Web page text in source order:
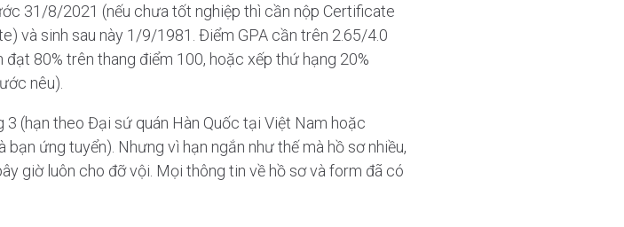
31/8/2021 (nếu chưa tốt nghiệp thì cần nộp Certificate
và sinh sau này 1/9/1981. Điểm GPA cần trên 2.65/4.0
80% trên thang điểm 100, hoặc xếp thứ hạng 20%
nêu).
(hạn theo Đại sứ quán Hàn Quốc tại Việt Nam hoặc
ứng tuyển). Nhưng vì hạn ngắn như thế mà hồ sơ nhiều,
giờ luôn cho đỡ vội. Mọi thông tin về hồ sơ và form đã có